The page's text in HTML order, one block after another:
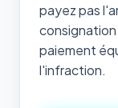
payez pas
paiement
l'infraction.